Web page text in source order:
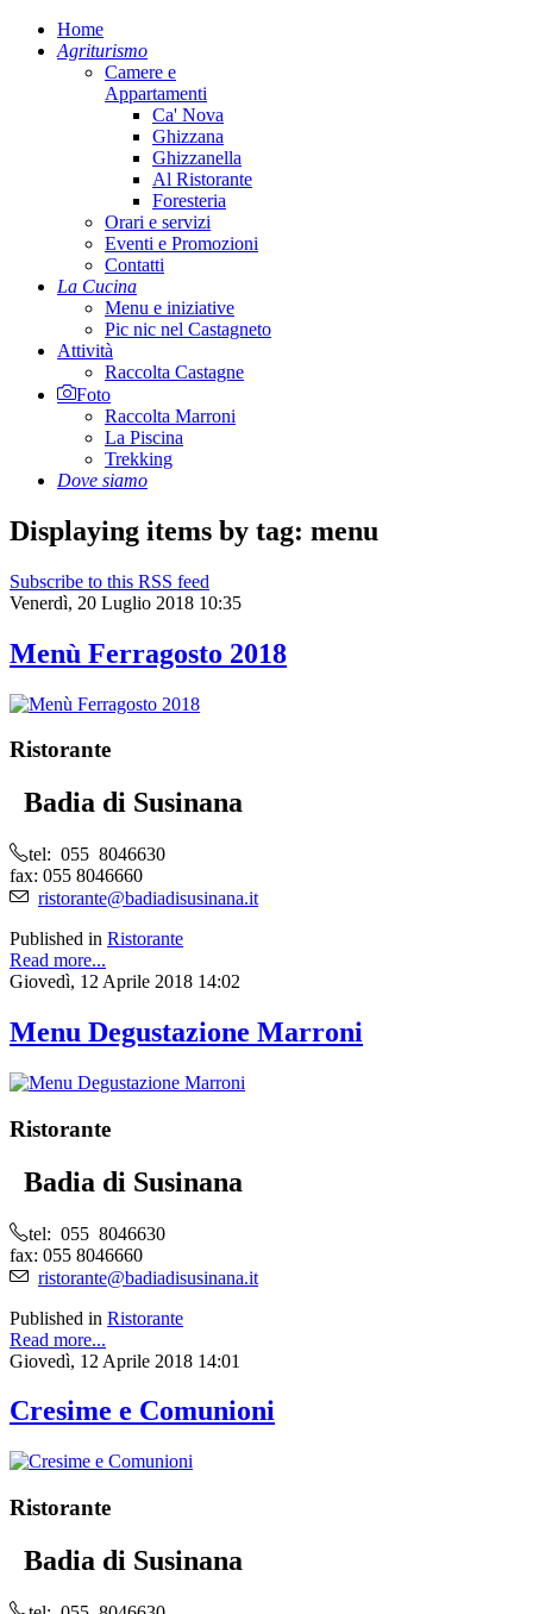
Home
Agriturismo
Camere e
Appartamenti
Ca' Nova
Ghizzana
Ghizzanella
Al Ristorante
Foresteria
Orari e servizi
Eventi e Promozioni
Contatti
La Cucina
Menu e iniziative
Pic nic nel Castagneto
Attività
Raccolta Castagne
Foto
Raccolta Marroni
La Piscina
Trekking
Dove siamo
Displaying items by tag: menu
Subscribe to this RSS feed
Venerdì, 20 Luglio 2018 10:35
Menù Ferragosto 2018
Ristorante
Badia di Susinana
tel: 055 8046630
fax: 055 8046660
ristorante@badiadisusinana.it
Published in Ristorante
Read more...
Giovedì, 12 Aprile 2018 14:02
Menu Degustazione Marroni
Ristorante
Badia di Susinana
tel: 055 8046630
fax: 055 8046660
ristorante@badiadisusinana.it
Published in Ristorante
Read more...
Giovedì, 12 Aprile 2018 14:01
Cresime e Comunioni
Ristorante
Badia di Susinana